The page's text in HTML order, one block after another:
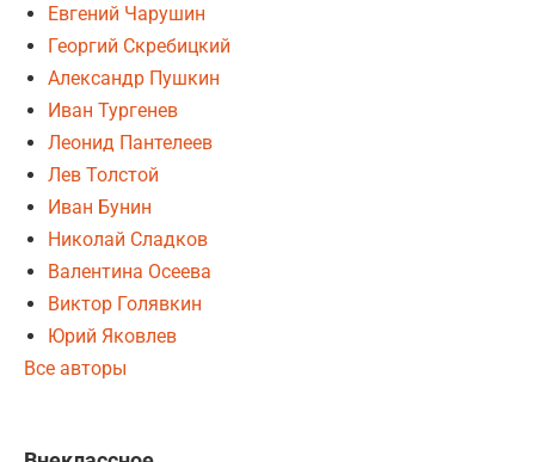
Евгений Чарушин
Георгий Скребицкий
Александр Пушкин
Иван Тургенев
Леонид Пантелеев
Лев Толстой
Иван Бунин
Николай Сладков
Валентина Осеева
Виктор Голявкин
Юрий Яковлев
Все авторы